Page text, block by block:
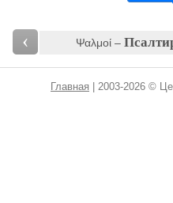
‹ Ψαλμοί –
Главная | 2003-2026 ©